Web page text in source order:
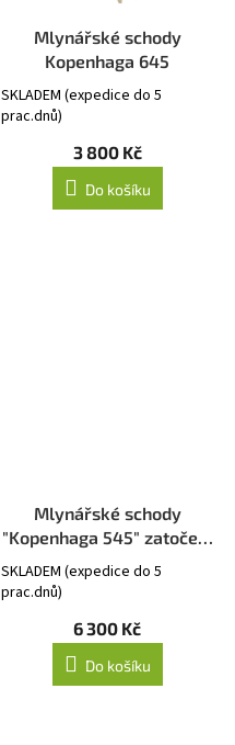
Mlynářské schody
Kopenhaga 645
SKLADEM (expedice do 5
prac.dnů)
3 800 Kč
Do košíku
Mlynářské schody
"Kopenhaga 545" zatočení
- Levé
SKLADEM (expedice do 5
prac.dnů)
6 300 Kč
Do košíku